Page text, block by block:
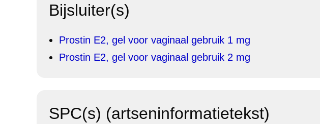
Bijsluiter(s)
Prostin E2, gel voor vaginaal gebruik 1 mg
Prostin E2, gel voor vaginaal gebruik 2 mg
SPC(s) (artseninformatietekst)